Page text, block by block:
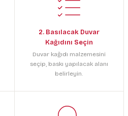
2. Basılacak Duvar
Kağıdını Seçin
Duvar kağıdı malzemesini
seçip, baskı yapılacak alanı
belirleyin.